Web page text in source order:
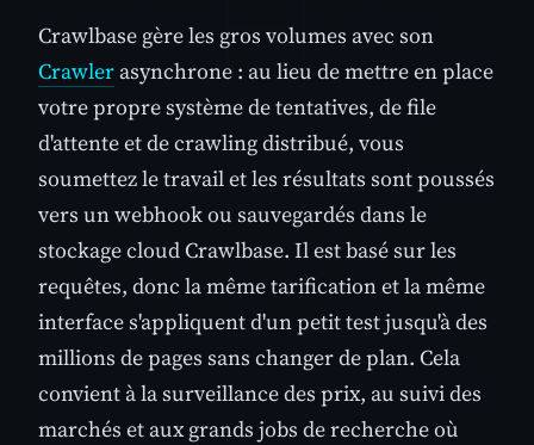
Crawlbase gère les gros volumes avec son
Crawler asynchrone : au lieu de mettre en place
votre propre système de tentatives, de file
d'attente et de crawling distribué, vous
soumettez le travail et les résultats sont poussés
vers un webhook ou sauvegardés dans le
stockage cloud Crawlbase. Il est basé sur les
requêtes, donc la même tarification et la même
interface s'appliquent d'un petit test jusqu'à des
millions de pages sans changer de plan. Cela
convient à la surveillance des prix, au suivi des
marchés et aux grands jobs de recherche où